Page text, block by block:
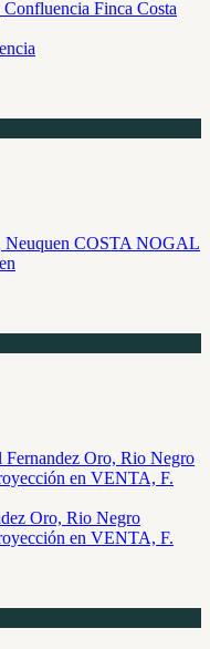
Oro, Rio Negro
en VENTA, F.